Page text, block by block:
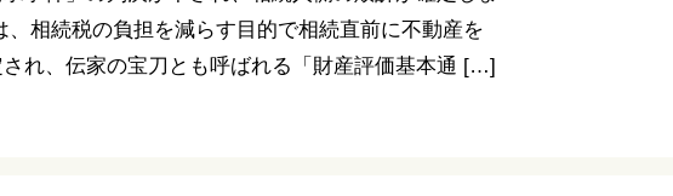
、相続税の負担を減らす目的で相続直前に不動産を
れ、伝家の宝刀とも呼ばれる「財産評価基本通 […]